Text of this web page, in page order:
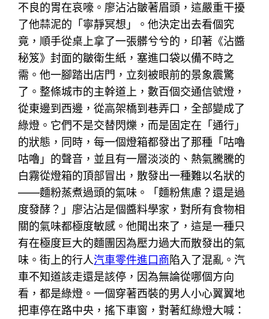
不良的胃在哀嚎。廖沾沾皺著眉頭，這嚴重干擾
了他蒜泥的「寧靜冥想」。他決定出去看個究
竟，順手從桌上拿了一張髒兮兮的，印著《沾醬
秘笈》封面的皺衛生紙，塞進口袋以備不時之
需。他一腳踏出店門，立刻被眼前的景象震驚
了。整條城市的主幹道上，數百個交通信號燈，
從東邊到西邊，從高架橋到巷弄口，全部變成了
綠燈。它們不是交替閃爍，而是固定在「通行」
的狀態，同時，每一個燈箱都發出了那種「咕嚕
咕嚕」的聲音，並且有一層淡淡的、熱氣騰騰的
白霧從燈箱的頂部冒出，散發出一種難以名狀的
——麵粉蒸煮過頭的氣味。「麵粉焦慮？還是過
度發酵？」廖沾沾是個醬料學家，對所有食物相
關的氣味都極度敏感。他聞出來了，這是一種只
有在極度巨大的麵團因為壓力過大而散發出的氣
味。街上的行人汽車零件進口商陷入了混亂。汽
車不知道該走還是該停，因為無論從哪個方向
看，都是綠燈。一個穿著西裝的男人小心翼翼地
把車停在路中央，搖下車窗，對著紅綠燈大喊：